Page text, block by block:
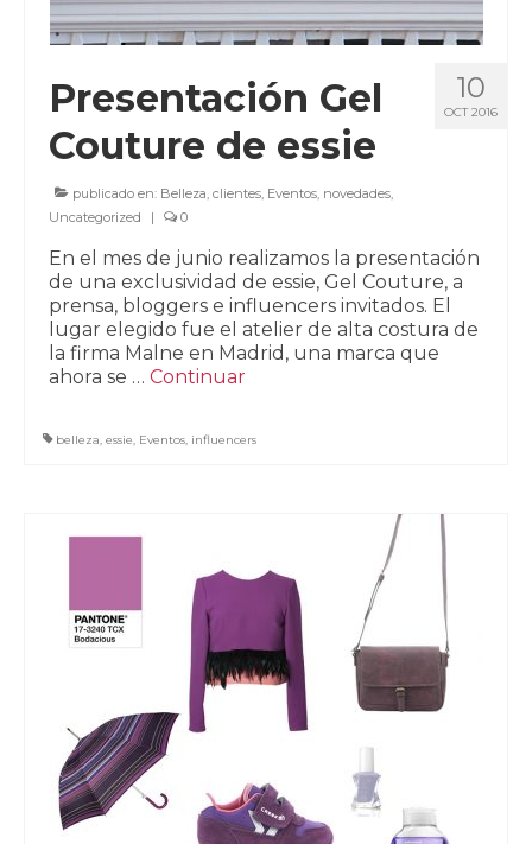
10
OCT 2016
Presentación Gel
Couture de essie
publicado en: Belleza, clientes, Eventos, novedades,
Uncategorized
| 0
En el mes de junio realizamos la presentación
de una exclusividad de essie, Gel Couture, a
prensa, bloggers e influencers invitados. El
lugar elegido fue el atelier de alta costura de
la firma Malne en Madrid, una marca que
ahora se … Continuar
belleza, essie, Eventos, influencers